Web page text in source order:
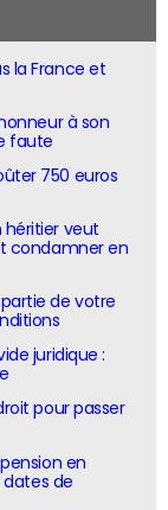
la France et
à son
faute
750 euros
héritier veut
condamner en
partie de votre
juridique :
pour passer
en
dates de